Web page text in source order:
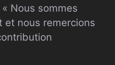
Nous sommes
et nous remercions